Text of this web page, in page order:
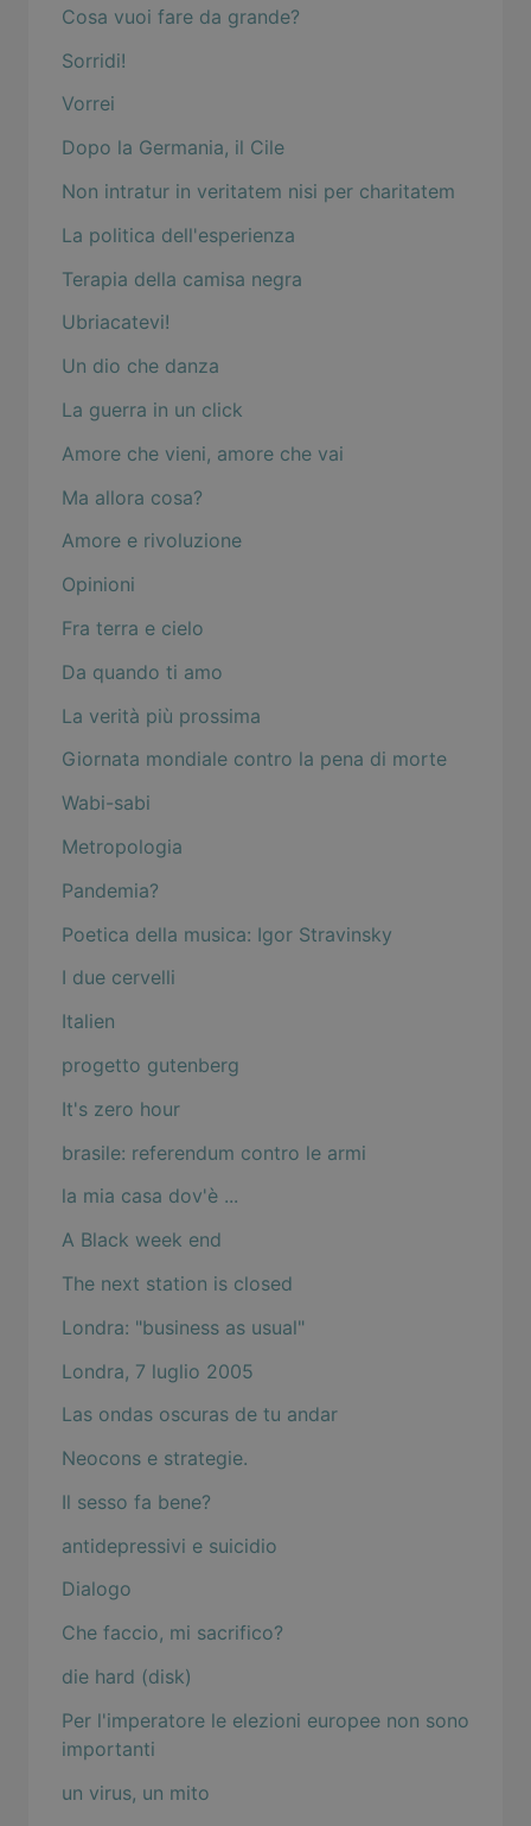
Cosa vuoi fare da grande?
Sorridi!
Vorrei
Dopo la Germania, il Cile
Non intratur in veritatem nisi per charitatem
La politica dell'esperienza
Terapia della camisa negra
Ubriacatevi!
Un dio che danza
La guerra in un click
Amore che vieni, amore che vai
Ma allora cosa?
Amore e rivoluzione
Opinioni
Fra terra e cielo
Da quando ti amo
La verità più prossima
Giornata mondiale contro la pena di morte
Wabi-sabi
Metropologia
Pandemia?
Poetica della musica: Igor Stravinsky
I due cervelli
Italien
progetto gutenberg
It's zero hour
brasile: referendum contro le armi
la mia casa dov'è ...
A Black week end
The next station is closed
Londra: "business as usual"
Londra, 7 luglio 2005
Las ondas oscuras de tu andar
Neocons e strategie.
Il sesso fa bene?
antidepressivi e suicidio
Dialogo
Che faccio, mi sacrifico?
die hard (disk)
Per l'imperatore le elezioni europee non sono
importanti
un virus, un mito